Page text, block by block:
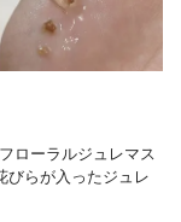
ラルジュレマス
びらが入ったジュレ